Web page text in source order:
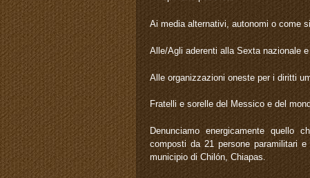
Ai media alternativi, autonomi o come
Alle/Agli aderenti alla Sexta nazionale
Alle organizzazioni oneste per i diritti
Fratelli e sorelle del Messico e del
Denunciamo energicamente quello
composti da 21 persone paramilitari e
municipio di Chilón, Chiapas.